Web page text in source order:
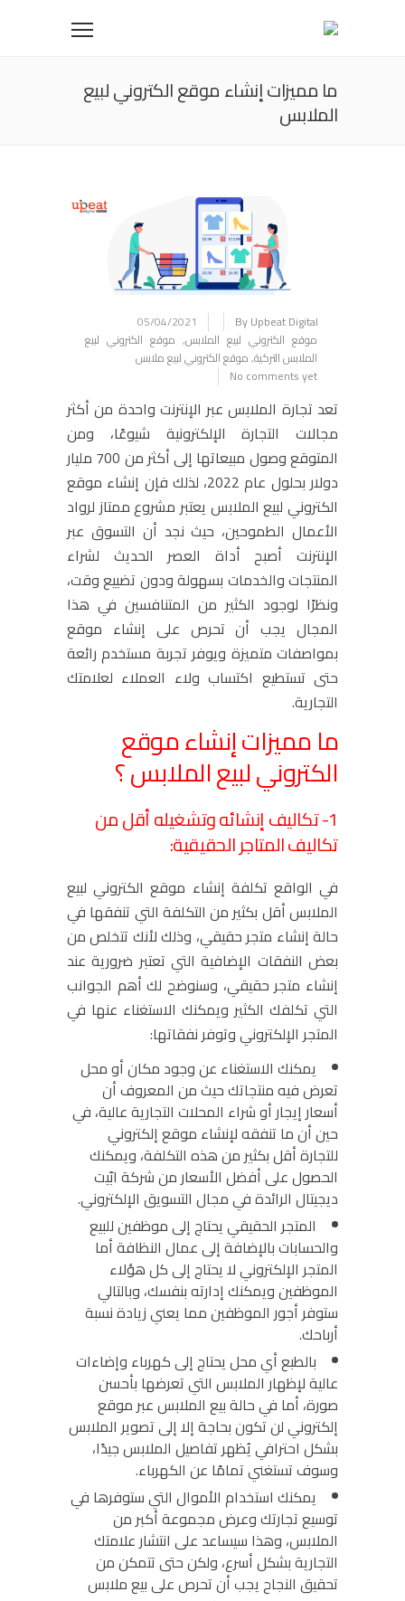
ما مميزات إنشاء موقع الكتروني لبيع
الملابس
05/04/2021 By Upbeat Digital
No comments yet
موقع الكتروني لبيع الملابس, موقع الكتروني لبيع
الملابس التركية,موقع الكتروني لبيع ملابس
تعد تجارة الملابس عبر الإنترنت واحدة من أكثر
مجالات التجارة الإلكترونية شيوعًا، ومن
المتوقع وصول مبيعاتها إلى أكثر من 700 مليار
دولار بحلول عام 2022، لذلك فإن إنشاء موقع
الكتروني لبيع الملابس يعتبر مشروع ممتاز لرواد
الأعمال الطموحين، حيث نجد أن التسوق عبر
الإنترنت أصبح أداة العصر الحديث لشراء
المنتجات والخدمات بسهولة ودون تضييع وقت،
ونظرًا لوجود الكثير من المتنافسين في هذا
المجال يجب أن تحرص على إنشاء موقع
بمواصفات متميزة ويوفر تجربة مستخدم رائعة
حتى تستطيع اكتساب ولاء العملاء لعلامتك
التجارية.
ما مميزات إنشاء موقع
الكتروني لبيع الملابس ؟
1- تكاليف إنشائه وتشغيله أقل من
تكاليف المتاجر الحقيقية:
في الواقع تكلفة إنشاء موقع الكتروني لبيع
الملابس أقل بكثير من التكلفة التي تنفقها في
حالة إنشاء متجر حقيقي، وذلك لأنك تتخلص من
بعض النفقات الإضافية التي تعتبر ضرورية عند
إنشاء متجر حقيقي، وسنوضح لك أهم الجوانب
التي تكلفك الكثير ويمكنك الاستغناء عنها في
المتجر الإلكتروني وتوفر نفقاتها:
يمكنك الاستغناء عن وجود مكان أو محل
تعرض فيه منتجاتك حيث من المعروف أن
أسعار إيجار أو شراء المحلات التجارية عالية، في
حين أن ما تنفقه لإنشاء موقع إلكتروني
للتجارة أقل بكثير من هذه التكلفة، ويمكنك
الحصول على أفضل الأسعار من شركة ابّيت
ديجيتال الرائدة في مجال التسويق الإلكتروني.
المتجر الحقيقي يحتاج إلى موظفين للبيع
والحسابات بالإضافة إلى عمال النظافة أما
المتجر الإلكتروني لا يحتاج إلى كل هؤلاء
الموظفين ويمكنك إدارته بنفسك، وبالتالي
ستوفر أجور الموظفين مما يعني زيادة نسبة
أرباحك.
بالطبع أي محل يحتاج إلى كهرباء وإضاءات
عالية لإظهار الملابس التي تعرضها بأحسن
صورة، أما في حالة بيع الملابس عبر موقع
إلكتروني لن تكون بحاجة إلا إلى تصوير الملابس
بشكل احترافي يُظهر تفاصيل الملابس جيدًا،
وسوف تستغني تمامًا عن الكهرباء.
يمكنك استخدام الأموال التي ستوفرها في
توسيع تجارتك وعرض مجموعة أكبر من
الملابس، وهذا سيساعد على انتشار علامتك
التجارية بشكل أسرع، ولكن حتى تتمكن من
تحقيق النجاح يجب أن تحرص على بيع ملابس